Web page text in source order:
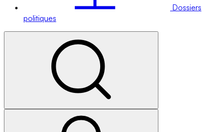
Dossiers
politiques